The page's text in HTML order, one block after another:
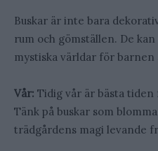
Buskar är inte bara
rum och gömställen. De kan
mystiska världar för barnen
Vår: Tidig vår är bästa
Tänk på buskar som
trädgårdens magi levande